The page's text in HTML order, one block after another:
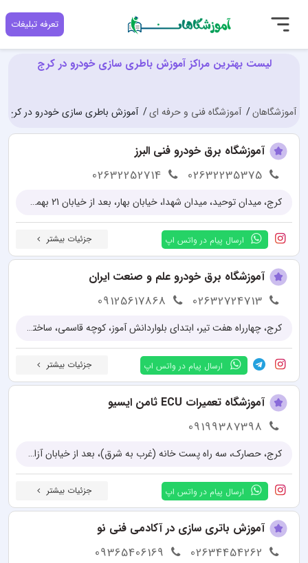
تعرفه تبلیغات
لیست بهترین مراکز آموزش باطری سازی خودرو در کرج
آموزشگاهان آموزشگاه فنی و حرفه ای آموزش باطری سازی خودرو در کرج
آموزشگاه برق خودرو فنی البرز
02632235375
02632252714
کرج، میدان توحید، میدان شهدا، خیابان بهار، بعد از خیابان 21 بهمن، پلاک 85، واحد 1
ارسال پیام در واتس اپ جزئیات بیشتر
آموزشگاه برق خودرو علم و صنعت ایران
02632724713
09125617868
کرج، چهارراه هفت تير، ابتدای بلواردانش آموز، کوچه قاسمی، ساختمان جهانگير، طبقه 6، واحد11
ارسال پیام در واتس اپ جزئیات بیشتر
آموزشگاه تعمیرات ECU ثامن ایسیو
09199387398
کرج، حصارک، سه راه پست خانه (غرب به شرق)، بعد از خیابان آزادگان
ارسال پیام در واتس اپ جزئیات بیشتر
آموزش باتری سازی در آکادمی فنی نو
02634454262
09365406169